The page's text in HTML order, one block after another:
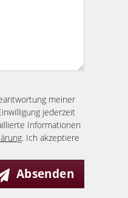
meiner
jederzeit
Informationen
. Ich akzeptiere
Absenden